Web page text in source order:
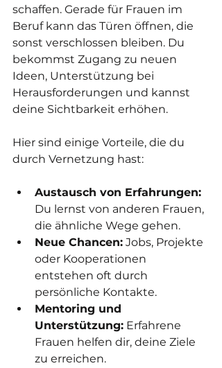
schaffen. Gerade für Frauen im
Beruf kann das Türen öffnen, die
sonst verschlossen bleiben. Du
bekommst Zugang zu neuen
Ideen, Unterstützung bei
Herausforderungen und kannst
deine Sichtbarkeit erhöhen.
Hier sind einige Vorteile, die du
durch Vernetzung hast:
Austausch von Erfahrungen:
Du lernst von anderen Frauen,
die ähnliche Wege gehen.
Neue Chancen: Jobs, Projekte
oder Kooperationen
entstehen oft durch
persönliche Kontakte.
Mentoring und
Unterstützung: Erfahrene
Frauen helfen dir, deine Ziele
zu erreichen.